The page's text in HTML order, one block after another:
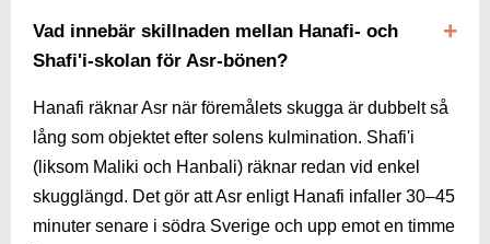
Vad innebär skillnaden mellan Hanafi- och
Shafi'i-skolan för Asr-bönen?
Hanafi räknar Asr när föremålets skugga är dubbelt så
lång som objektet efter solens kulmination. Shafi'i
(liksom Maliki och Hanbali) räknar redan vid enkel
skugglängd. Det gör att Asr enligt Hanafi infaller 30–45
minuter senare i södra Sverige och upp emot en timme